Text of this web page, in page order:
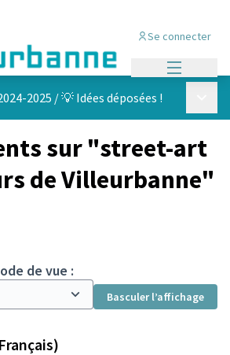
Se connecter
2025 /💡 Idées déposées !
sur "street-art
de Villeurbanne"
de vue :
Basculer l’affichage